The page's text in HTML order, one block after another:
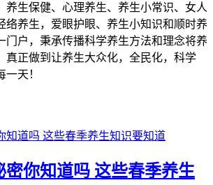
养生保健、心理养生、养生小常识、女人
络养生，爱眼护眼、养生小知识和顺时养
门户，秉承传播科学养生方法和理念将养
真正做到让养生大众化，全民化，科学
天！
密你知道吗 这些春季养生